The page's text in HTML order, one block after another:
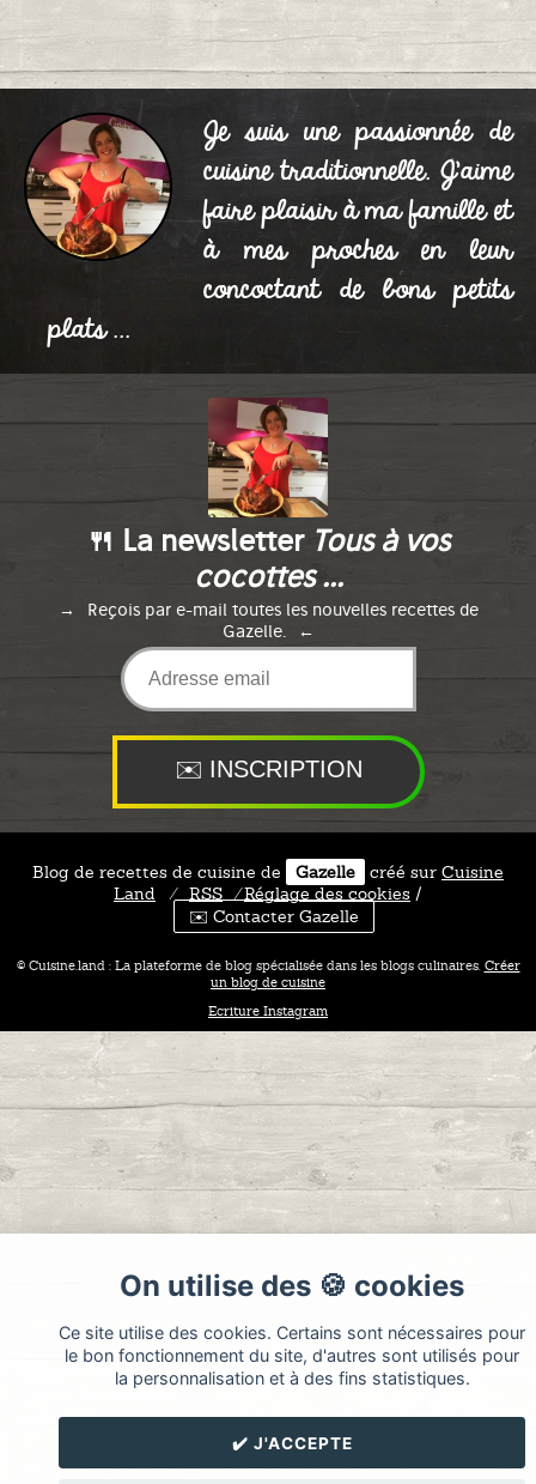
Je suis une passionnée de
cuisine traditionnelle. J'aime
faire plaisir à ma famille et
à mes proches en leur
concoctant de bons petits
plats ...
On utilise des 🍪 cookies
Ce site utilise des cookies. Certains sont nécessaires pour
le bon fonctionnement du site, d'autres sont utilisés pour
la personnalisation et à des fins statistiques.
✔️ J'ACCEPTE
🍴 La newsletter Tous à vos
cocottes ...
Reçois par e-mail toutes les nouvelles recettes de
Gazelle.
Blog de recettes de cuisine de Gazelle créé sur Cuisine
Land
⁄ RSS ⁄Réglage des cookies /
✉️ Contacter Gazelle
© Cuisine.land : La plateforme de blog spécialisée dans les blogs culinaires. Créer
un blog de cuisine
Ecriture Instagram